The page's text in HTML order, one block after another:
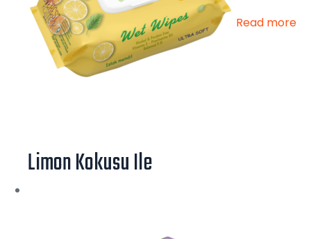
Read more
Limon Kokusu Ile